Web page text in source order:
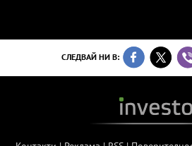
СЛЕДВАЙ НИ В: